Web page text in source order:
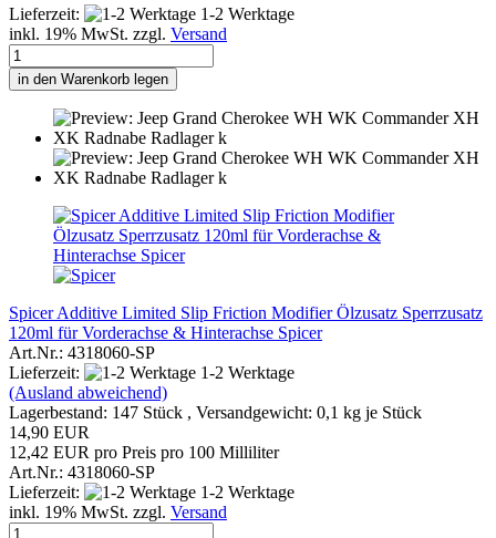
Lieferzeit:
1-2 Werktage
inkl. 19% MwSt. zzgl. Versand
in den Warenkorb legen
Spicer Additive Limited Slip Friction Modifier Ölzusatz Sperrzusatz
120ml für Vorderachse & Hinterachse Spicer
Art.Nr.: 4318060-SP
Lieferzeit:
1-2 Werktage
(Ausland abweichend)
Lagerbestand: 147 Stück , Versandgewicht: 0,1 kg je Stück
14,90 EUR
12,42 EUR pro Preis pro 100 Milliliter
Art.Nr.: 4318060-SP
Lieferzeit:
1-2 Werktage
inkl. 19% MwSt. zzgl. Versand